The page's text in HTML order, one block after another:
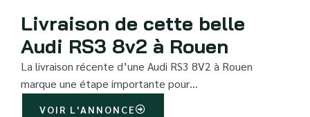
Livraison de cette belle
Audi RS3 8v2 à Rouen
La livraison récente d’une Audi RS3 8V2 à Rouen
marque une étape importante pour…
VOIR L'ANNONCE